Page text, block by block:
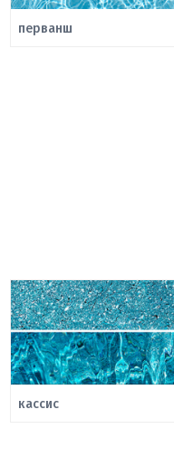
перванш
кассис